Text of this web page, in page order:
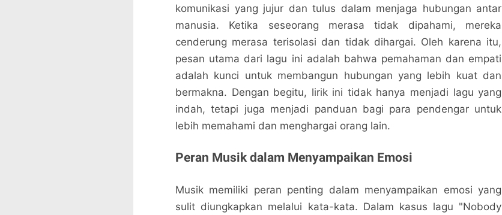
komunikasi yang jujur dan tulus dalam menjaga hubungan antar
manusia. Ketika seseorang merasa tidak dipahami, mereka
cenderung merasa terisolasi dan tidak dihargai. Oleh karena itu,
pesan utama dari lagu ini adalah bahwa pemahaman dan empati
adalah kunci untuk membangun hubungan yang lebih kuat dan
bermakna. Dengan begitu, lirik ini tidak hanya menjadi lagu yang
indah, tetapi juga menjadi panduan bagi para pendengar untuk
lebih memahami dan menghargai orang lain.
Peran Musik dalam Menyampaikan Emosi
Musik memiliki peran penting dalam menyampaikan emosi yang
sulit diungkapkan melalui kata-kata. Dalam kasus lagu "Nobody